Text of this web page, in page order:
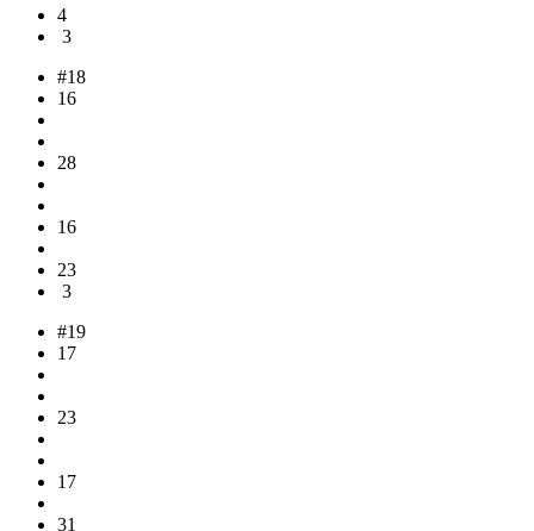
4
3
#18
16
28
16
23
3
#19
17
23
17
31